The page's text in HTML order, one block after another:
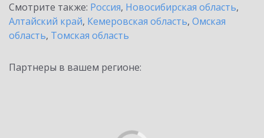
Смотрите также: Россия, Новосибирская область,
Алтайский край, Кемеровская область, Омская
область, Томская область
Партнеры в вашем регионе: